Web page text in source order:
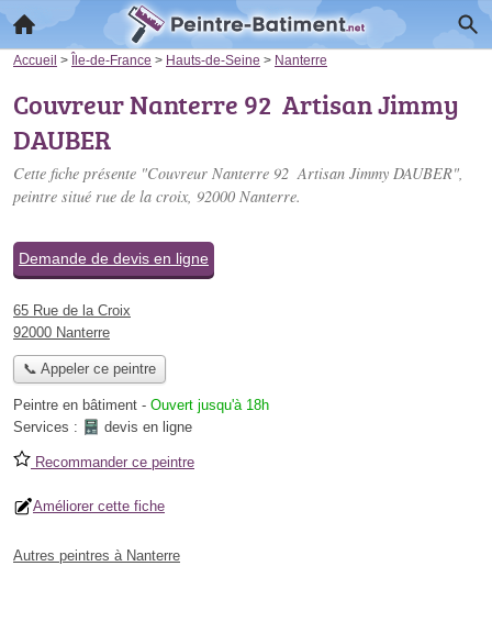
Accueil > Île-de-France > Hauts-de-Seine > Nanterre
Couvreur Nanterre 92 ️ Artisan Jimmy
DAUBER
Cette fiche présente "Couvreur Nanterre 92 ️ Artisan Jimmy DAUBER",
peintre situé rue de la croix, 92000 Nanterre.
Demande de devis en ligne
65 Rue de la Croix
92000 Nanterre
📞 Appeler ce peintre
Peintre en bâtiment - Ouvert jusqu'à 18h
Services :
devis en ligne
Recommander ce peintre
Améliorer cette fiche
Autres peintres à Nanterre